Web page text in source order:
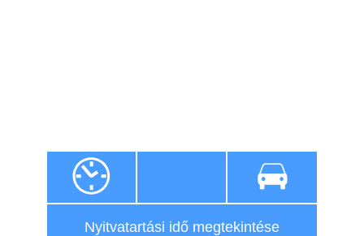
Nyitvatartási idő megtekintése